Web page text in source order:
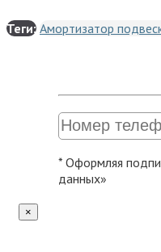
Теги: Амортизатор
* Оформляя
данных»
×